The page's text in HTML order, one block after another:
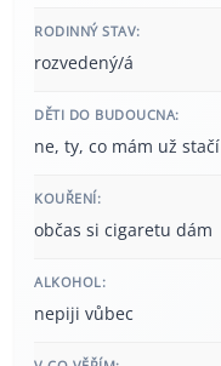
RODINNÝ STAV:
rozvedený/á
DĚTI DO BUDOUCNA:
ne, ty, co mám už stačí
KOUŘENÍ:
občas si cigaretu dám
ALKOHOL:
nepiji vůbec